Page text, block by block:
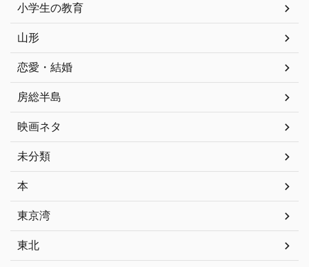
小学生の教育
山形
恋愛・結婚
房総半島
映画ネタ
未分類
本
東京湾
東北